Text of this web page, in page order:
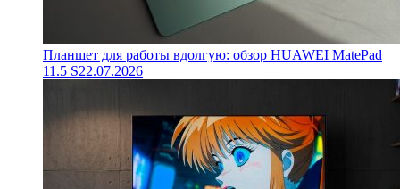
Планшет для работы вдолгую: обзор HUAWEI MatePad
11.5 S22.07.2026